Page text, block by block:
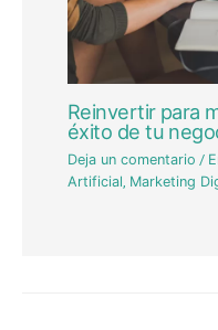
Reinvertir para
éxito de tu
Deja un comentario /
Artificial Marketing